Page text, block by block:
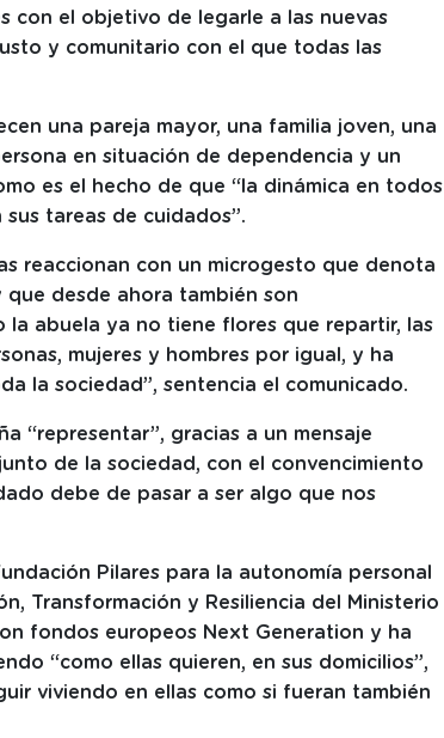
con el objetivo de legarle a las nuevas
y comunitario con el que todas las
una pareja mayor, una familia joven, una
en situación de dependencia y un
es el hecho de que “la dinámica en todos
sus tareas de cuidados”.
reaccionan con un microgesto que denota
desde ahora también son
abuela ya no tiene flores que repartir, las
mujeres y hombres por igual, y ha
la sociedad”, sentencia el comunicado.
“representar”, gracias a un mensaje
de la sociedad, con el convencimiento
debe de pasar a ser algo que nos
Pilares para la autonomía personal
Transformación y Resiliencia del Ministerio
fondos europeos Next Generation y ha
“como ellas quieren, en sus domicilios”,
viviendo en ellas como si fueran también